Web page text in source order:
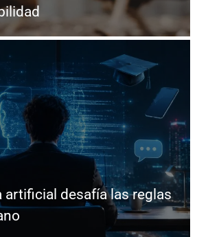
artificial desafía las reglas